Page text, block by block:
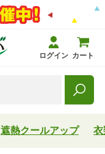
ログイン カート
遮熱クールアップ 衣